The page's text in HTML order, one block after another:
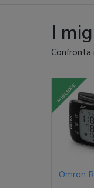
I
MIGLIORE
Omron